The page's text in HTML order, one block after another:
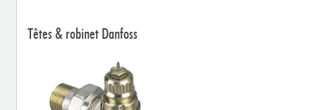
Têtes & robinet Danfoss